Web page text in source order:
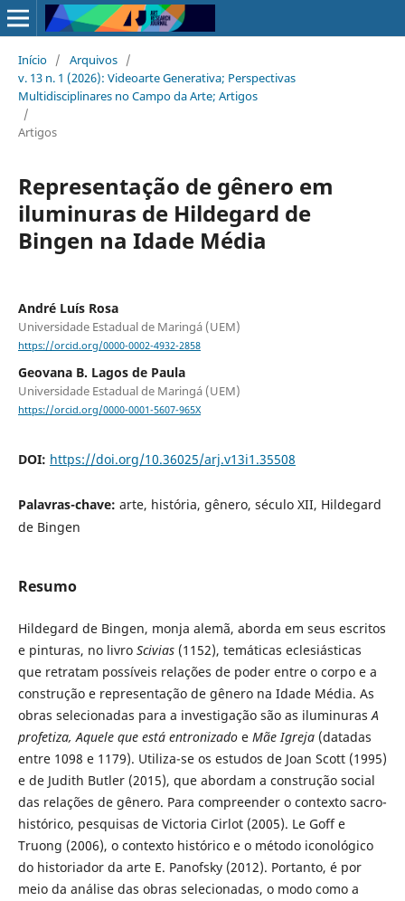
Início / Arquivos /
v. 13 n. 1 (2026): Videoarte Generativa; Perspectivas
Multidisciplinares no Campo da Arte; Artigos
/
Artigos
Representação de gênero em
iluminuras de Hildegard de
Bingen na Idade Média
André Luís Rosa
Universidade Estadual de Maringá (UEM)
https://orcid.org/0000-0002-4932-2858
Geovana B. Lagos de Paula
Universidade Estadual de Maringá (UEM)
https://orcid.org/0000-0001-5607-965X
DOI: https://doi.org/10.36025/arj.v13i1.35508
Palavras-chave: arte, história, gênero, século XII, Hildegard
de Bingen
Resumo
Hildegard de Bingen, monja alemã, aborda em seus escritos
e pinturas, no livro Scivias (1152), temáticas eclesiásticas
que retratam possíveis relações de poder entre o corpo e a
construção e representação de gênero na Idade Média. As
obras selecionadas para a investigação são as iluminurasA
profetiza, Aquele que está entronizadoe Mãe Igreja (datadas
entre 1098 e 1179). Utiliza-se os estudos de Joan Scott (1995)
e de Judith Butler (2015), que abordam a construção social
das relações de gênero. Para compreender o contexto sacro-
histórico, pesquisas de Victoria Cirlot (2005). Le Goff e
Truong (2006), o contexto histórico e o método iconológico
do historiador da arte E. Panofsky (2012). Portanto, é por
meio da análise das obras selecionadas, o modo como a